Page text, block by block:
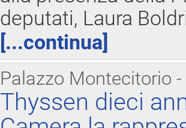
deputati, Laura
[...continua]
Palazzo Montecitorio
Thyssen dieci